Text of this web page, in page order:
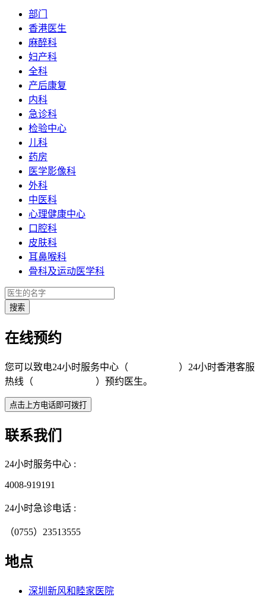
部门
香港医生
麻醉科
妇产科
全科
产后康复
内科
急诊科
检验中心
儿科
药房
医学影像科
外科
中医科
心理健康中心
口腔科
皮肤科
耳鼻喉科
骨科及运动医学科
在线预约
您可以致电24小时服务中心（
）24小时香港客服
热线（
）预约医生。
联系我们
24小时服务中心 :
4008-919191
24小时急诊电话 :
（0755）23513555
地点
深圳新风和睦家医院